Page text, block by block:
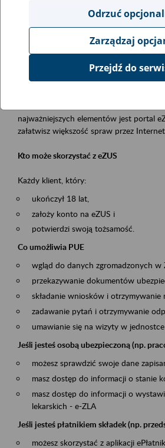
Obszar merytoryczny
obsługa klientów
Opis wydarzenia
Platforma Usług Elektronicznych ZUS
najważniejszych elementów jest portal
załatwisz większość spraw przez Internet.
Kto może skorzystać z eZUS
Każdy klient, który:
ukończył 18 lat,
założy konto na eZUS i
potwierdzi swoją tożsamość.
Co umożliwia PUE
wgląd do danych zgromadzonych w
przekazywanie dokumentów
składanie wniosków i otrzymywanie
zadawanie pytań i otrzymywanie
umawianie się na wizyty w
Jeśli jesteś osobą ubezpieczoną (np.
możesz sprawdzić swoje dane
masz dostęp do informacji o stanie
masz dostęp do informacji o
lekarskich - e-ZLA
Jeśli jesteś płatnikiem składek (np.
możesz skorzystać z aplikacji
Odrzuć
Zarządzaj
Przejdź do